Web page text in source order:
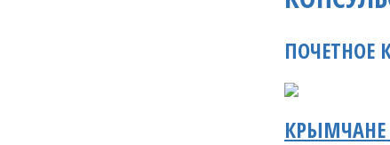
ПОЧЕТНОЕ
КРЫМЧАНЕ